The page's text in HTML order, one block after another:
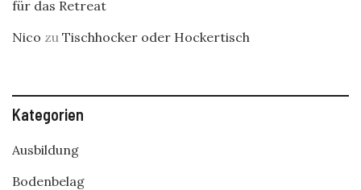
für das Retreat
Nico zu Tischhocker oder Hockertisch
Kategorien
Ausbildung
Bodenbelag